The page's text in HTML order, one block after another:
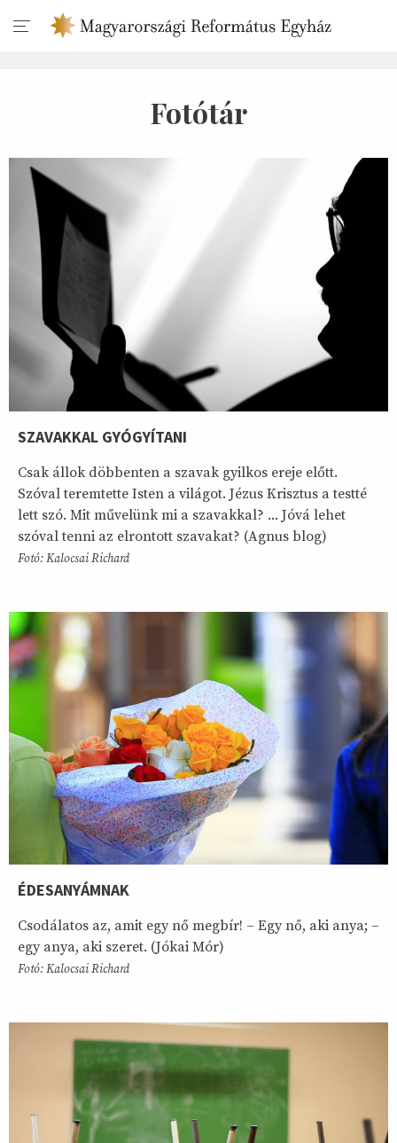
Fotótár
SZAVAKKAL GYÓGYÍTANI
Csak állok döbbenten a szavak gyilkos ereje előtt.
Szóval teremtette Isten a világot. Jézus Krisztus a testté
lett szó. Mit művelünk mi a szavakkal? ... Jóvá lehet
szóval tenni az elrontott szavakat? (Agnus blog)
Fotó: Kalocsai Richard
ÉDESANYÁMNAK
Csodálatos az, amit egy nő megbír! – Egy nő, aki anya; –
egy anya, aki szeret. (Jókai Mór)
Fotó: Kalocsai Richard